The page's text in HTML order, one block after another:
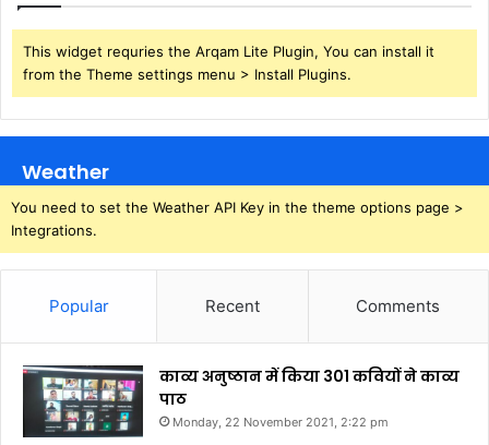
This widget requries the Arqam Lite Plugin, You can install it
from the Theme settings menu > Install Plugins.
Weather
You need to set the Weather API Key in the theme options page >
Integrations.
Popular Recent Comments
काव्य अनुष्ठान में किया 301 कवियों ने काव्य
पाठ
Monday, 22 November 2021, 2:22 pm